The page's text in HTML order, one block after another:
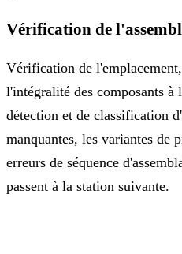
Vérification de
Vérification de
l'intégralité des composants à
détection et de classification
manquantes, les variantes de
erreurs de séquence
passent à la station suivante.